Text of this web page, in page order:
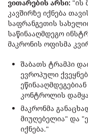
ვითარების არსი: "ის
კავშირზე იქნება
საფრანგეთის
საწინააღმდეგო
მაკრონის ოფისმა
შაბათს ტრამპი
ევროპული
კონტროლის
მაკრონმა
მიუღებელია" და
იქნება."